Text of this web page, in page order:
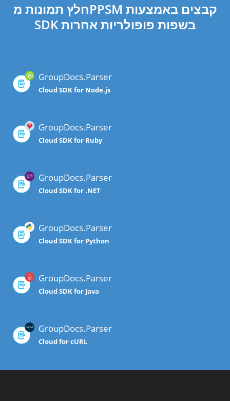
חלץ תמונות מPPSM קבצים באמצעות
SDK בשפות פופולריות אחרות
GroupDocs.Parser
Cloud SDK for Node.js
GroupDocs.Parser
Cloud SDK for Ruby
GroupDocs.Parser
Cloud SDK for .NET
GroupDocs.Parser
Cloud SDK for Python
GroupDocs.Parser
Cloud SDK for Java
GroupDocs.Parser
Cloud for cURL